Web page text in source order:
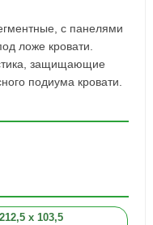
с панелями
ложе кровати.
защищающие
подиума кровати.
212,5 x 103,5